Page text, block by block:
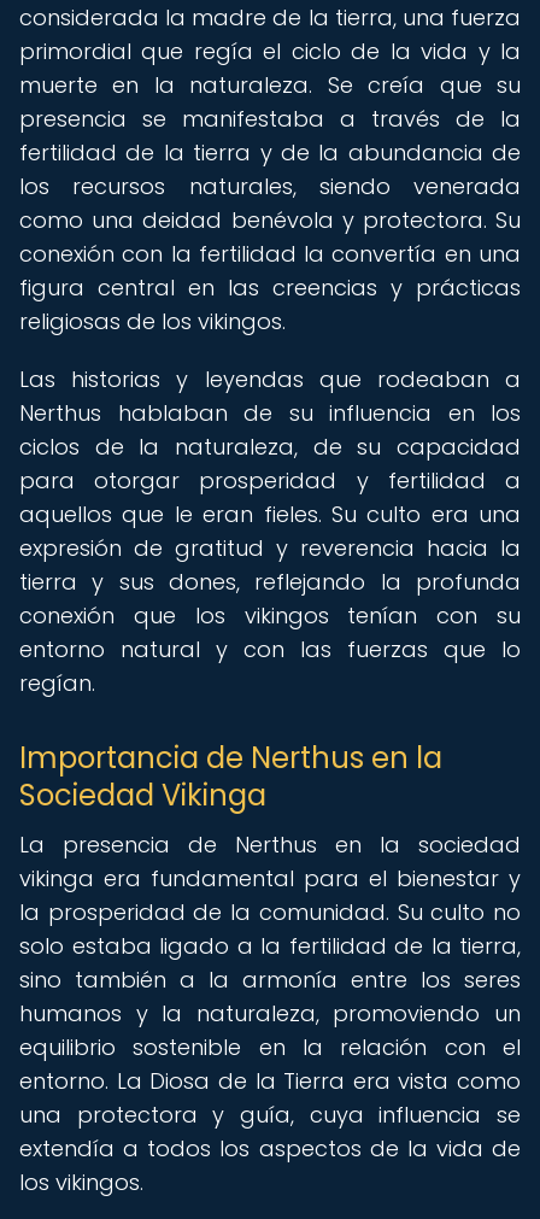
considerada la madre de la tierra, una fuerza
primordial que regía el ciclo de la vida y la
muerte en la naturaleza. Se creía que su
presencia se manifestaba a través de la
fertilidad de la tierra y de la abundancia de
los recursos naturales, siendo venerada
como una deidad benévola y protectora. Su
conexión con la fertilidad la convertía en una
figura central en las creencias y prácticas
religiosas de los vikingos.
Las historias y leyendas que rodeaban a
Nerthus hablaban de su influencia en los
ciclos de la naturaleza, de su capacidad
para otorgar prosperidad y fertilidad a
aquellos que le eran fieles. Su culto era una
expresión de gratitud y reverencia hacia la
tierra y sus dones, reflejando la profunda
conexión que los vikingos tenían con su
entorno natural y con las fuerzas que lo
regían.
Importancia de Nerthus en la
Sociedad Vikinga
La presencia de Nerthus en la sociedad
vikinga era fundamental para el bienestar y
la prosperidad de la comunidad. Su culto no
solo estaba ligado a la fertilidad de la tierra,
sino también a la armonía entre los seres
humanos y la naturaleza, promoviendo un
equilibrio sostenible en la relación con el
entorno. La Diosa de la Tierra era vista como
una protectora y guía, cuya influencia se
extendía a todos los aspectos de la vida de
los vikingos.